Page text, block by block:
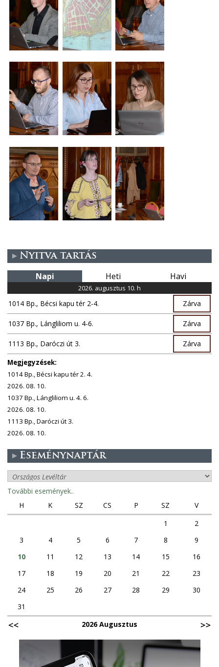
Nyitva tartás
Napi Heti Havi
2026. augusztus 10. h
1014 Bp., Bécsi kapu tér 2-4. Zárva
1037 Bp., Lángliliom u. 4-6. Zárva
1113 Bp., Daróczi út 3. Zárva
Megjegyzések:
1014 Bp., Bécsi kapu tér 2. 4.
2026. 08. 10.
1037 Bp., Lángliliom u. 4. 6.
2026. 08. 10.
1113 Bp., Daróczi út 3.
2026. 08. 10.
Eseménynaptár
További események..
H
K SZ CS P SZ
V
1
2
3
4 5 6 7 8
9
10
11 12 13 14 15
16
17
18 19 20 21 22
23
24
25 26 27 28 29
30
31
2026 Augusztus